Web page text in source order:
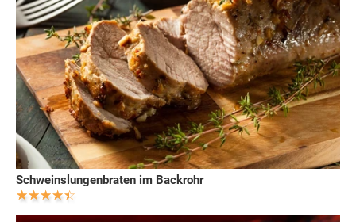
Schweinslungenbraten im Backrohr